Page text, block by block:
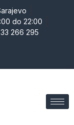
do 22:00
266 295